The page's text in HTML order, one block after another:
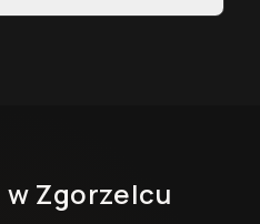
w Zgorzelcu